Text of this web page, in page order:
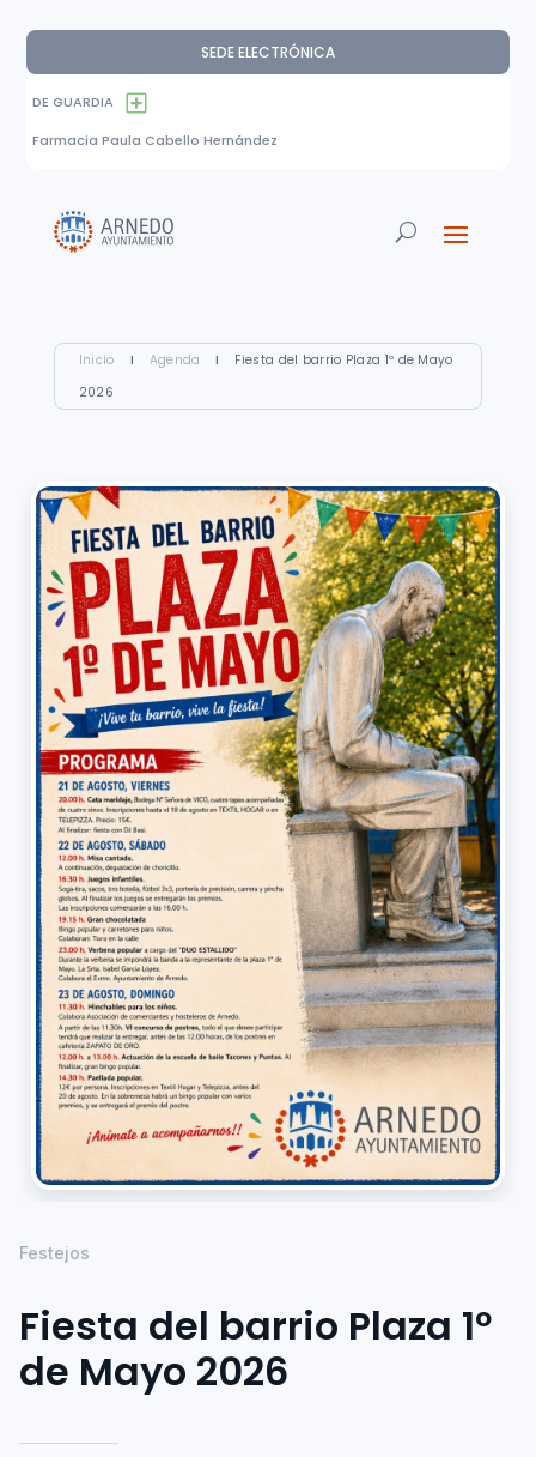
SEDE ELECTRÓNICA
DE GUARDIA
Farmacia Paula Cabello Hernández
Inicio I Agenda I
Fiesta del barrio Plaza 1º de Mayo
2026
Festejos
Fiesta del barrio Plaza 1º
de Mayo 2026